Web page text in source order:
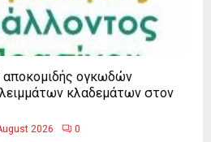
ογκωδών
κλαδεμάτων στον
2026 0